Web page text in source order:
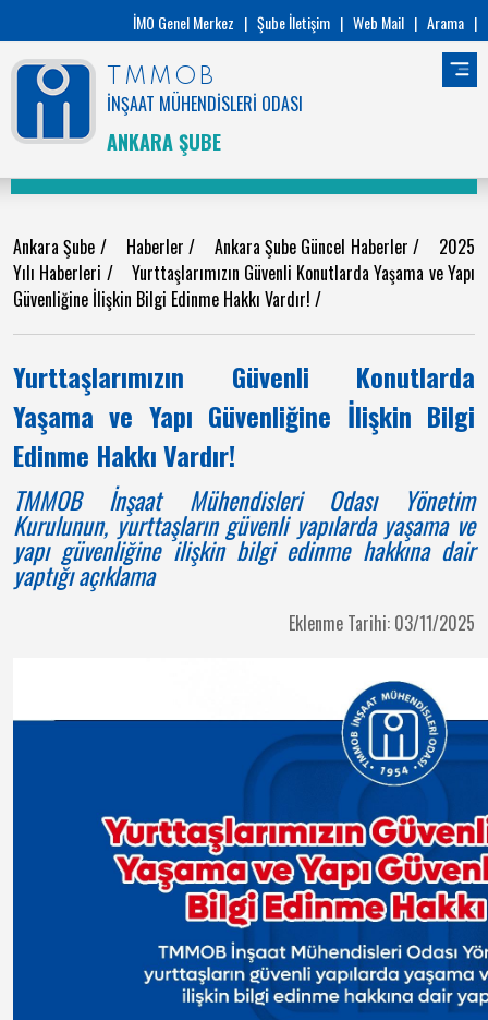
İMO Genel Merkez | Şube İletişim | Web Mail | Arama |
TMMOB
İNŞAAT MÜHENDİSLERİ ODASI
ANKARA ŞUBE
Ankara Şube / Haberler / Ankara Şube Güncel Haberler/ 2025
Yılı Haberleri / Yurttaşlarımızın Güvenli Konutlarda Yaşama ve Yapı
Güvenliğine İlişkin Bilgi Edinme Hakkı Vardır! /
Yurttaşlarımızın Güvenli Konutlarda
Yaşama ve Yapı Güvenliğine İlişkin Bilgi
Edinme Hakkı Vardır!
TMMOB İnşaat Mühendisleri Odası Yönetim
Kurulunun, yurttaşların güvenli yapılarda yaşama ve
yapı güvenliğine ilişkin bilgi edinme hakkına dair
yaptığı açıklama
Eklenme Tarihi: 03/11/2025